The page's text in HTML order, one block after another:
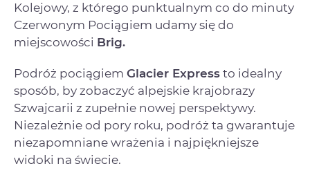
Kolejowy, z którego punktualnym co do minuty
Czerwonym Pociągiem udamy się do
miejscowości Brig.
Podróż pociągiem Glacier Express to idealny
sposób, by zobaczyć alpejskie krajobrazy
Szwajcarii z zupełnie nowej perspektywy.
Niezależnie od pory roku, podróż ta gwarantuje
niezapomniane wrażenia i najpiękniejsze
widoki na świecie.